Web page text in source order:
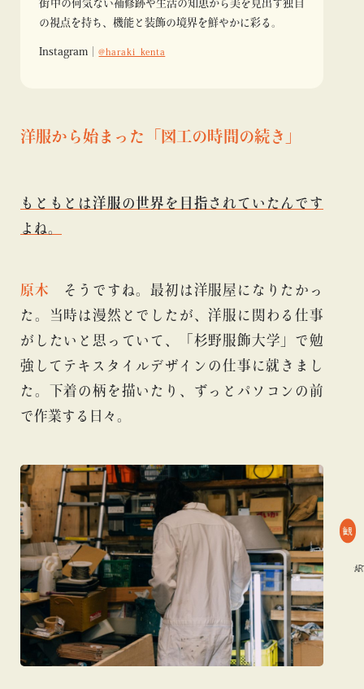
街中の何気ない補修跡や生活の知恵から美を見出す独自
の視点を持ち、機能と装飾の境界を鮮やかに彩る。
Instagram｜@haraki_kenta
洋服から始まった「図工の時間の続き」
もともとは洋服の世界を目指されていたんです
よね。
原木 そうですね。最初は洋服屋になりたかっ
た。当時は漫然とでしたが、洋服に関わる仕事
がしたいと思っていて、「杉野服飾大学」で勉
強してテキスタイルデザインの仕事に就きまし
た。下着の柄を描いたり、ずっとパソコンの前
で作業する日々。
観
#ART #BEAMS CULTUART #ビームス カルチャー ト 高輪 #ART